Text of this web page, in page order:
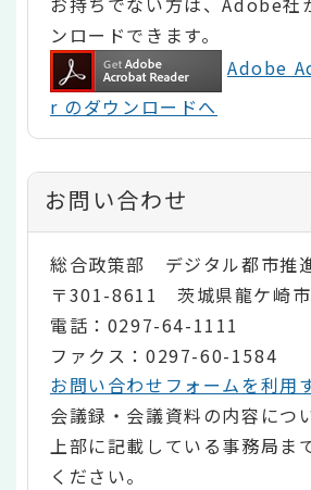
ンロードできます。
Adobe
r のダウンロードへ
お問い合わせ
総合政策部 デジタル都市推
〒301-8611 茨城県龍ケ崎
電話：0297-64-1111
ファクス：0297-60-1584
お問い合わせフォームを利用
会議録・会議資料の内容につ
上部に記載している事務局ま
ください。